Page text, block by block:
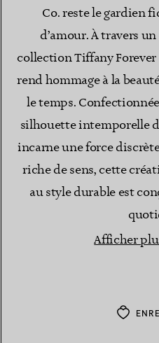
Co. reste le gardien
d’amour. À travers
collection Tiffany Forever
rend hommage à la
le temps.
silhouette intemporelle
incarne une force
riche de sens, cette
au style durable est
Afficher